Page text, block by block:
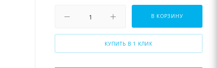
В КОРЗИНУ
КУПИТЬ В 1 КЛИК